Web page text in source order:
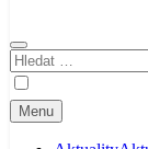
Vyhledávání
Menu